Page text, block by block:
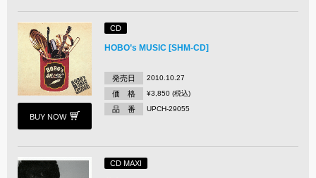
BUY NOW
CD
HOBO’s MUSIC [SHM-CD]
発売日 2010.10.27
価 格 ¥3,850 (税込)
品 番 UPCH-29055
CD MAXI